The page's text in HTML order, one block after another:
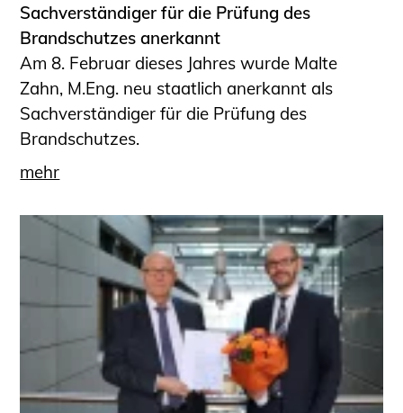
Sachverständiger für die Prüfung des
Brandschutzes anerkannt
Am 8. Februar dieses Jahres wurde Malte
Zahn, M.Eng. neu staatlich anerkannt als
Sachverständiger für die Prüfung des
Brandschutzes.
mehr